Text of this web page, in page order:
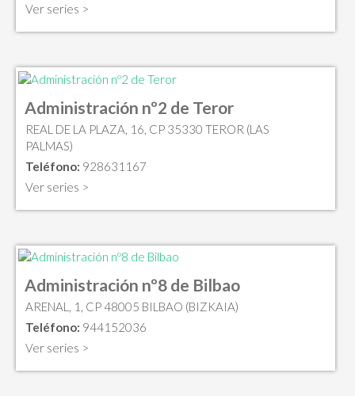
Ver series >
Administración nº2 de Teror
REAL DE LA PLAZA, 16, CP 35330 TEROR (LAS
PALMAS)
Teléfono: 928631167
Ver series >
Administración nº8 de Bilbao
ARENAL, 1, CP 48005 BILBAO (BIZKAIA)
Teléfono: 944152036
Ver series >